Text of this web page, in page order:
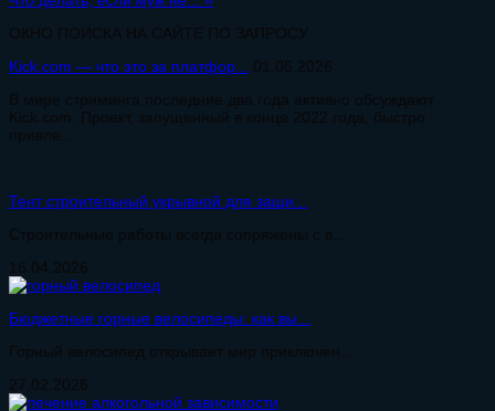
ОКНО ПОИСКА НА САЙТЕ ПО ЗАПРОСУ
Kick.com — что это за платфор...
01.05.2026
В мире стриминга последние два года активно обсуждают
Kick.com. Проект, запущенный в конце 2022 года, быстро
привле...
Тент строительный укрывной для защи...
Строительные работы всегда сопряжены с в...
16.04.2026
Бюджетные горные велосипеды: как вы...
Горный велосипед открывает мир приключен...
27.02.2026